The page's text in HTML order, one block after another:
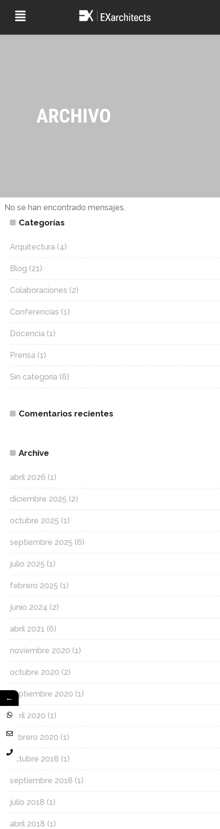
ARCHIVO
No se han encontrado mensajes.
Categorías
Arquitectura (4)
Blog (21)
Colaboraciones (2)
Conferencias (1)
Docencia (1)
Prensa (1)
Sin categoría (6)
Comentarios recientes
Archive
abril 2026 (1)
diciembre 2025 (2)
octubre 2025 (1)
septiembre 2025 (6)
julio 2025 (1)
febrero 2025 (1)
junio 2024 (2)
abril 2021 (6)
noviembre 2020 (1)
octubre 2020 (2)
septiembre 2020 (1)
abril 2020 (1)
febrero 2020 (1)
octubre 2018 (1)
septiembre 2018 (1)
julio 2018 (1)
abril 2018 (1)
←